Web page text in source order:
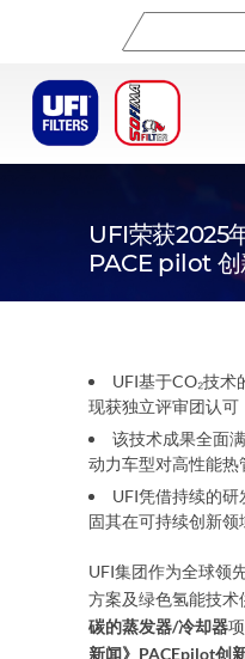
搜
索：
UFI荣获2025
PACE pilot 创
2025年5月29日
UFI基于CO₂技
现获独立评审团认可
该技术成果全面
动力车型对高性能
UFI凭借持续的
固其在可持续创新
UFI集团作为全球领
方案及绿色氢能技术
碳的蒸发器/冷却器
新闻》PACEpilot创